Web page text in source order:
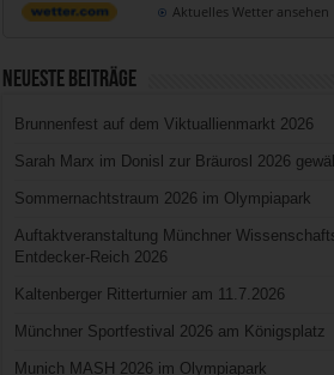
Aktuelles Wetter ansehen
Neueste Beiträge
Brunnenfest auf dem Viktuallienmarkt 2026
Sarah Marx im Donisl zur Bräurosl 2026
Sommernachtstraum 2026 im Olympiapark
Auftaktveranstaltung Münchner
Entdecker-Reich 2026
Kaltenberger Ritterturnier am 11.7.2026
Münchner Sportfestival 2026 am Königsplatz
Munich MASH 2026 im Olympiapark